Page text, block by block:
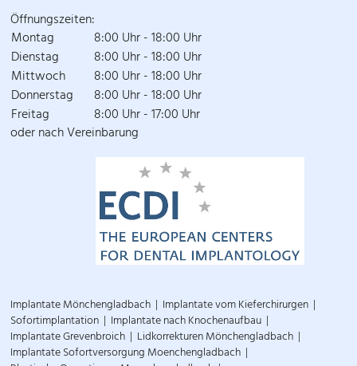
Öffnungszeiten:
Montag
8:00 Uhr - 18:00 Uhr
Dienstag
8:00 Uhr - 18:00 Uhr
Mittwoch
8:00 Uhr - 18:00 Uhr
Donnerstag 8:00 Uhr - 18:00 Uhr
Freitag
8:00 Uhr - 17:00 Uhr
oder nach Vereinbarung
Implantate Mönchengladbach Implantate vom Kieferchirurgen
Sofortimplantation Implantate nach Knochenaufbau
Implantate Grevenbroich Lidkorrekturen Mönchengladbach
Implantate Sofortversorgung Moenchengladbach